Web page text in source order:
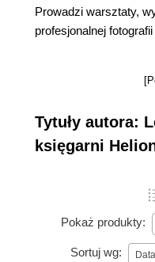
Prowadzi warsztaty,
profesjonalnej
Tytuły autora:
księgarni
Pokaż produkty:
Sortuj wg: